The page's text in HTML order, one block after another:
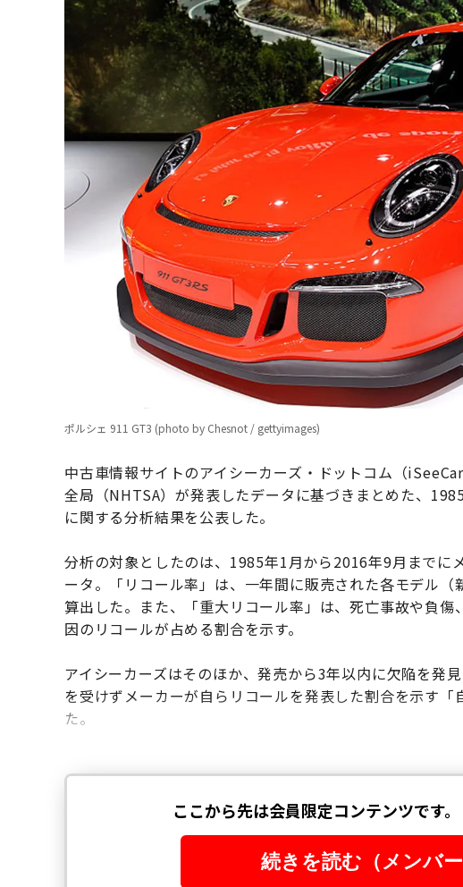
ポルシェ 911 GT3 (photo by Chesnot / gettyimages)
中古車情報サイトのアイシーカーズ・ドットコム（
全局（NHTSA）が発表したデータに基づきまとめた、
に関する分析結果を公表した。
分析の対象としたのは、1985年1月から2016年9月までに
ータ。「リコール率」は、一年間に販売された各モデル
算出した。また、「重大リコール率」は、死亡事故や負
因のリコールが占める割合を示す。
アイシーカーズはそのほか、発売から3年以内に欠陥を発
を受けずメーカーが自らリコールを発表した割合を示す
た。